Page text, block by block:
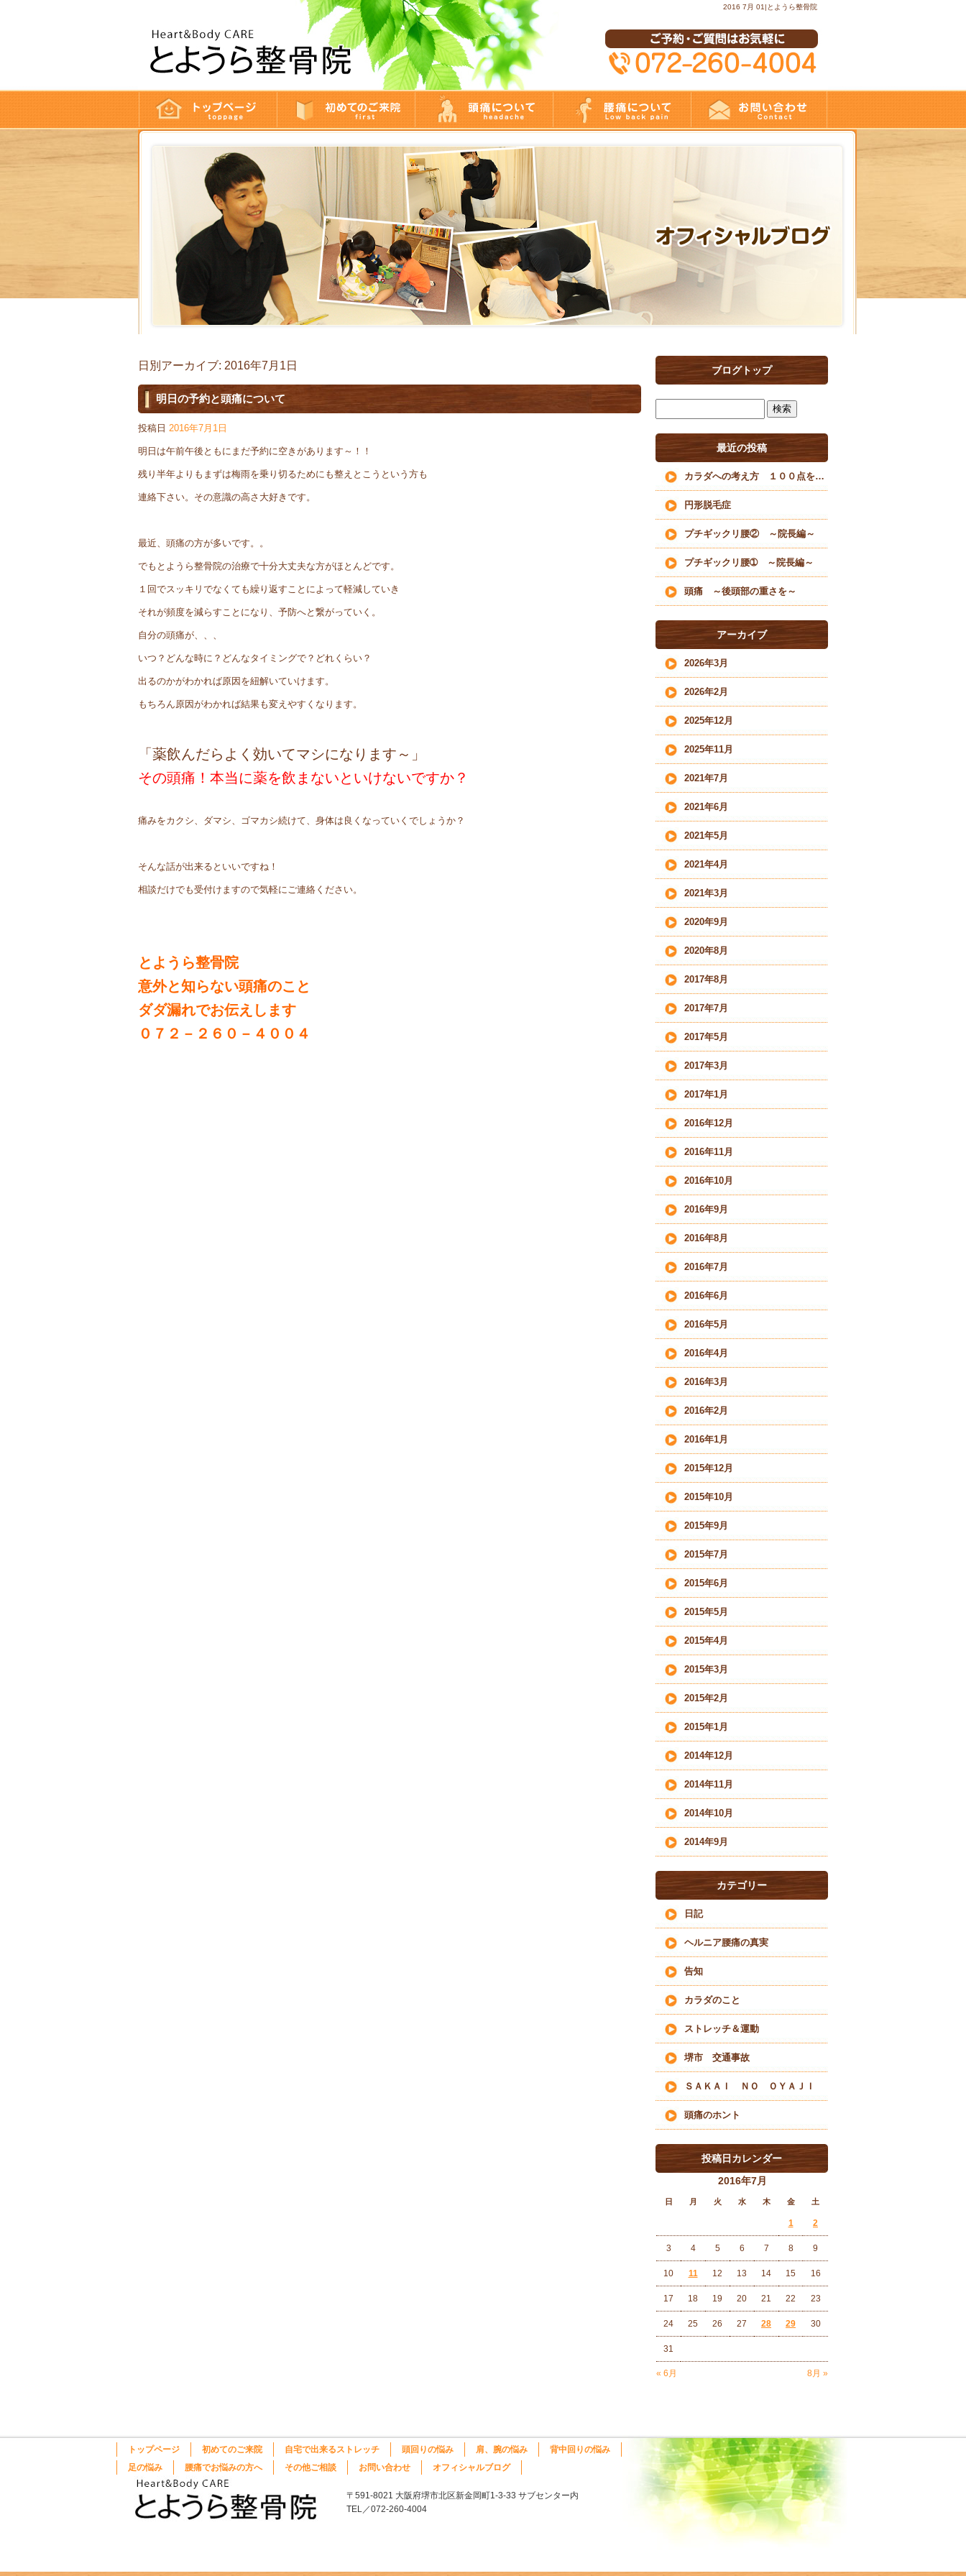
2016 7月 01|とようら整骨院
日別アーカイブ: 2016年7月1日
明日の予約と頭痛について
投稿日 2016年7月1日
明日は午前午後ともにまだ予約に空きがあります～！！
残り半年よりもまずは梅雨を乗り切るためにも整えとこうという方も
連絡下さい。その意識の高さ大好きです。
最近、頭痛の方が多いです。。
でもとようら整骨院の治療で十分大丈夫な方がほとんどです。
１回でスッキリでなくても繰り返すことによって軽減していき
それが頻度を減らすことになり、予防へと繋がっていく。
自分の頭痛が、、、
いつ？どんな時に？どんなタイミングで？どれくらい？
出るのかがわかれば原因を紐解いていけます。
もちろん原因がわかれば結果も変えやすくなります。
「薬飲んだらよく効いてマシになります～」
その頭痛！本当に薬を飲まないといけないですか？
痛みをカクシ、ダマシ、ゴマカシ続けて、身体は良くなっていくでしょうか？
そんな話が出来るといいですね！
相談だけでも受付けますので気軽にご連絡ください。
とようら整骨院
意外と知らない頭痛のこと
ダダ漏れでお伝えします
０７２－２６０－４００４
ブログトップ
最近の投稿
カラダへの考え方 １００点を目指すな
円形脱毛症
プチギックリ腰② ～院長編～
プチギックリ腰➀ ～院長編～
頭痛 ～後頭部の重さを～
アーカイブ
2026年3月
2026年2月
2025年12月
2025年11月
2021年7月
2021年6月
2021年5月
2021年4月
2021年3月
2020年9月
2020年8月
2017年8月
2017年7月
2017年5月
2017年3月
2017年1月
2016年12月
2016年11月
2016年10月
2016年9月
2016年8月
2016年7月
2016年6月
2016年5月
2016年4月
2016年3月
2016年2月
2016年1月
2015年12月
2015年10月
2015年9月
2015年7月
2015年6月
2015年5月
2015年4月
2015年3月
2015年2月
2015年1月
2014年12月
2014年11月
2014年10月
2014年9月
カテゴリー
日記
ヘルニア腰痛の真実
告知
カラダのこと
ストレッチ＆運動
堺市 交通事故
ＳＡＫＡＩ ＮＯ ＯＹＡＪＩ
頭痛のホント
投稿日カレンダー
2016年7月
日 月 火 水 木 金 土
« 6月 8月 »
1 2
3 4 5 6 7 8 9
10 11 12 13 14 15 16
17 18 19 20 21 22 23
24 25 26 27 28 29 30
31
トップページ 初めてのご来院 自宅で出来るストレッチ 頭回りの悩み 肩、腕の悩み
背中回りの悩み
足の悩み
腰痛でお悩みの方へ その他ご相談 お問い合わせ オフィシャルブログ
〒591-8021 大阪府堺市北区新金岡町1-3-33 サブセンター内
TEL／072-260-4004